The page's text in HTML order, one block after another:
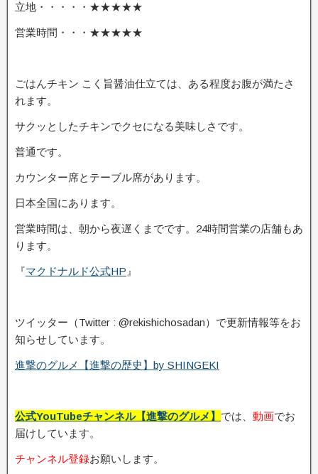
立地・・・・・★★★★★
営業時間・・・★★★★★
ごはんチキン こく旨醤油仕立ては、ある程度お腹が満たさ
れます。
サクッとしたチキンでクセになる美味しさです。
普通です。
カウンター席とテーブル席があります。
日本全国にあります。
営業時間は、朝から夜遅くまでです。24時間営業の店舗もあ
ります。
『マクドナルド公式HP 』
ツイッター（Twitter : @rekishichosadan）で更新情報等をお
知らせしています。
進撃のグルメ【進撃の歴史】by SHINGEKI
公式YouTubeチャンネル【進撃のグルメ】 では、 動画でお
届けしています。
チャンネル登録お願いします。